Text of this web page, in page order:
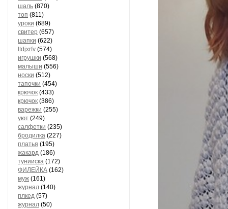
шаль (870)
топ (811)
уроки (689)
свитер (657)
шапки (622)
ltdjxrfv (574)
игрушки (568)
малыши (556)
носки (512)
тапочки (454)
крючок (433)
крючок (386)
варежки (255)
уют (249)
салфетки (235)
бродилка (227)
платья (195)
жакард (186)
тунииска (172)
ФИЛЕЙКА (162)
муж (161)
журнал (140)
плкед (57)
журнал (50)